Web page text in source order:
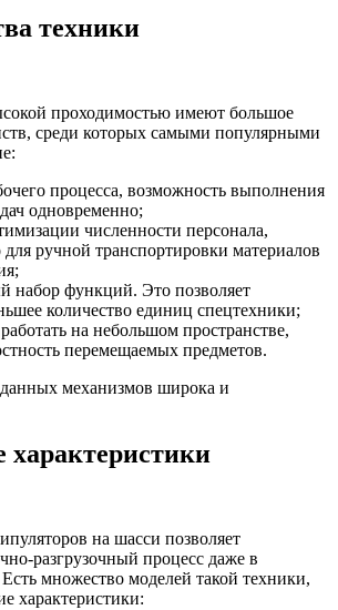
техники
проходимостью имеют большое
среди которых самыми популярными
процесса, возможность выполнения
одновременно;
численности персонала,
ручной транспортировки материалов
набор функций. Это позволяет
количество единиц спецтехники;
на небольшом пространстве,
перемещаемых предметов.
механизмов широка и
характеристики
на шасси позволяет
разгрузочный процесс даже в
множество моделей такой техники,
характеристики: